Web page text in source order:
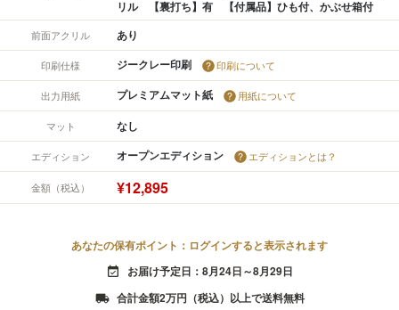
リル 【裏打ち】有 【付属品】ひも付、かぶせ箱付
前面アクリル あり
印刷仕様 ジークレー印刷 印刷について
出力用紙 プレミアムマット紙 用紙について
マット なし
エディション オープンエディション エディションとは？
金額（税込） ¥12,895
あなたの保有ポイント：ログインすると表示されます
event_available お届け予定日：8月24日～8月29日
local_shipping 合計金額2万円（税込）以上で送料無料